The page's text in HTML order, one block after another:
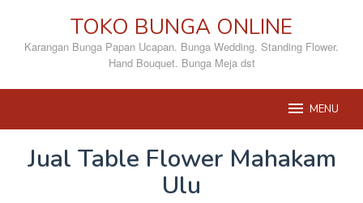
konten
TOKO BUNGA ONLINE
Karangan Bunga Papan Ucapan. Bunga Wedding. Standing Flower.
Hand Bouquet. Bunga Meja dst
MENU
Jual Table Flower Mahakam
Ulu